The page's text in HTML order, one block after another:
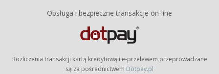
Obsługa i bezpieczne transakcje on-line
Rozliczenia transakcji kartą kredytową i e-przelewem przeprowadzane
są za pośrednictwem Dotpay.pl